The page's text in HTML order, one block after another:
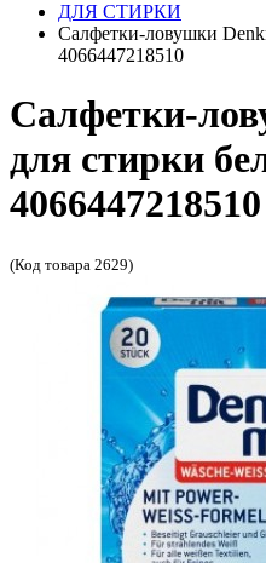
ДЛЯ СТИРКИ
Салфетки-ловушки
4066447218510
Салфетки-
для стирки
4066447218510
(Код товара 2629)